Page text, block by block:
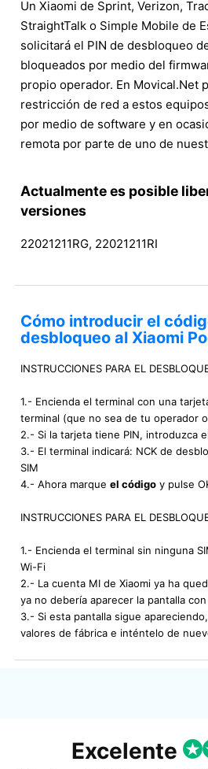
Un Xiaomi de Sprint, Verizon,
StraightTalk o Simple Mobile de
solicitará el PIN de desbloqueo
bloqueados por medio del
propio operador. En Movical.Net
restricción de red a estos
por medio de software y en
remota por parte de uno de
Actualmente es posible
versiones
22021211RG, 22021211RI
Cómo introducir el
desbloqueo al Xiaomi
INSTRUCCIONES PARA EL
1.- Encienda el terminal con una
terminal (que no sea de tu operador
2.- Si la tarjeta tiene PIN, introduzca
3.- El terminal indicará: NCK de
SIM
4.- Ahora marque el código y pulse
INSTRUCCIONES PARA EL
1.- Encienda el terminal sin ninguna
Wi-Fi
2.- La cuenta MI de Xiaomi ya ha
ya no debería aparecer la pantalla
3.- Si esta pantalla sigue
valores de fábrica e inténtelo de
Excelente